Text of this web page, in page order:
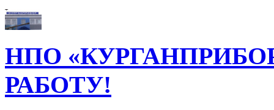
НПО
РАБОТУ!